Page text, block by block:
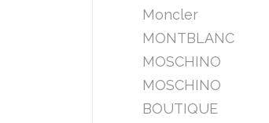
Moncler
MONTBLANC
MOSCHINO
MOSCHINO
BOUTIQUE